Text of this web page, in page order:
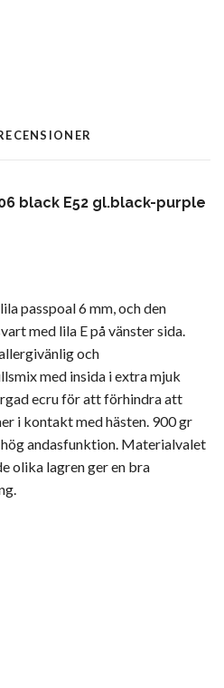
black E52 gl.black-purple
passpoal 6 mm, och den
med lila E på vänster sida.
och
med insida i extra mjuk
ecru för att förhindra att
i kontakt med hästen. 900 gr
andasfunktion. Materialvalet
olika lagren ger en bra